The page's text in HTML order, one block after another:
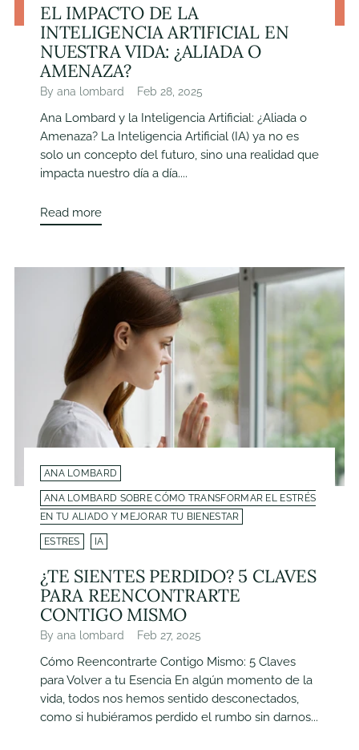
EL IMPACTO DE LA
INTELIGENCIA ARTIFICIAL EN
NUESTRA VIDA: ¿ALIADA O
AMENAZA?
By ana lombard Feb 28, 2025
Ana Lombard y la Inteligencia Artificial: ¿Aliada o
Amenaza? La Inteligencia Artificial (IA) ya no es
solo un concepto del futuro, sino una realidad que
impacta nuestro día a día....
Read more
ANA LOMBARD
ANA LOMBARD SOBRE CÓMO TRANSFORMAR EL ESTRÉS
EN TU ALIADO Y MEJORAR TU BIENESTAR
ESTRES IA
¿TE SIENTES PERDIDO? 5 CLAVES
PARA REENCONTRARTE
CONTIGO MISMO
By ana lombard Feb 27, 2025
Cómo Reencontrarte Contigo Mismo: 5 Claves
para Volver a tu Esencia En algún momento de la
vida, todos nos hemos sentido desconectados,
como si hubiéramos perdido el rumbo sin darnos...